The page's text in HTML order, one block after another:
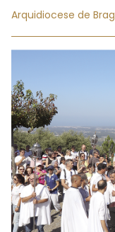
Arquidiocese de